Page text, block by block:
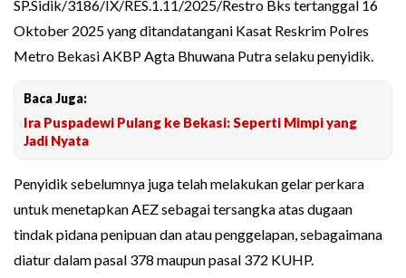
SP.Sidik/3186/IX/RES.1.11/2025/Restro Bks tertanggal 16
Oktober 2025 yang ditandatangani Kasat Reskrim Polres
Metro Bekasi AKBP Agta Bhuwana Putra selaku penyidik.
Baca Juga:
Ira Puspadewi Pulang ke Bekasi: Seperti Mimpi yang
Jadi Nyata
Penyidik sebelumnya juga telah melakukan gelar perkara
untuk menetapkan AEZ sebagai tersangka atas dugaan
tindak pidana penipuan dan atau penggelapan, sebagaimana
diatur dalam pasal 378 maupun pasal 372 KUHP.